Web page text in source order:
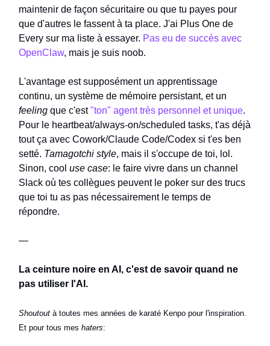
maintenir de façon sécuritaire ou que tu payes pour
que d'autres le fassent à ta place. J'ai Plus One de
Every sur ma liste à essayer. Pas eu de succès avec
OpenClaw, mais je suis noob.
L'avantage est supposément un apprentissage
continu, un système de mémoire persistant, et un
feeling que c'est"ton" agent très personnel et unique.
Pour le heartbeat/always-on/scheduled tasks, t'as déjà
tout ça avec Cowork/Claude Code/Codex si t'es ben
setté. Tamagotchi style, mais il s'occupe de toi, lol.
Sinon, cool use case: le faire vivre dans un channel
Slack où tes collègues peuvent le poker sur des trucs
que toi tu as pas nécessairement le temps de
répondre.
—
La ceinture noire en AI, c'est de savoir quand ne
pas utiliser l'AI.
Shoutout à toutes mes années de karaté Kenpo pour l'inspiration.
Et pour tous mes haters: